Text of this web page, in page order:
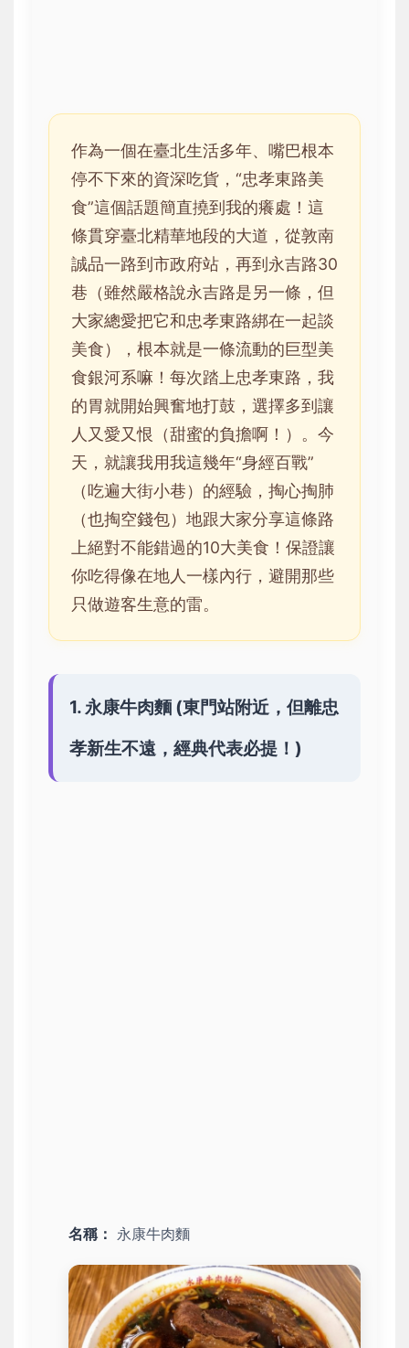
作為一個在臺北生活多年、嘴巴根本
停不下來的資深吃貨，“忠孝東路美
食”這個話題簡直撓到我的癢處！這
條貫穿臺北精華地段的大道，從敦南
誠品一路到市政府站，再到永吉路30
巷（雖然嚴格說永吉路是另一條，但
大家總愛把它和忠孝東路綁在一起談
美食），根本就是一條流動的巨型美
食銀河系嘛！每次踏上忠孝東路，我
的胃就開始興奮地打鼓，選擇多到讓
人又愛又恨（甜蜜的負擔啊！）。今
天，就讓我用我這幾年“身經百戰”
（吃遍大街小巷）的經驗，掏心掏肺
（也掏空錢包）地跟大家分享這條路
上絕對不能錯過的10大美食！保證讓
你吃得像在地人一樣內行，避開那些
只做遊客生意的雷。
1. 永康牛肉麵 (東門站附近，但離忠
孝新生不遠，經典代表必提！)
名稱： 永康牛肉麵